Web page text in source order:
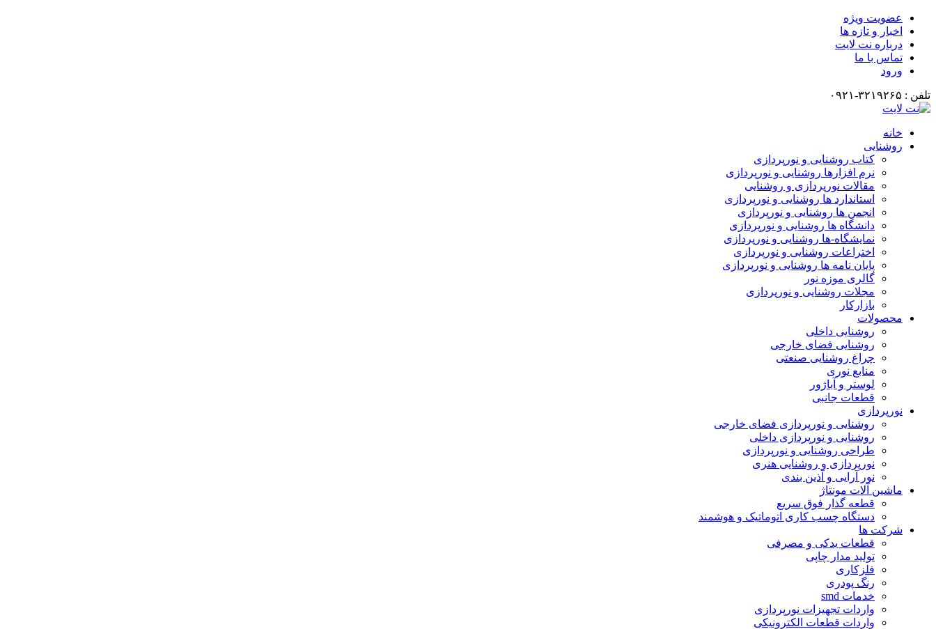
عضویت ویژه
اخبار و تازه ها
درباره نت لایت
تماس با ما
ورود
تلفن : ۳۲۱۹۲۶۵-۰۹۲۱
خانه
روشنایی
کتاب روشنایی و نورپردازی
نرم افزارها روشنایی و نورپردازی
مقالات نورپردازی و روشنایی
استاندارد ها روشنایی و نورپردازی
انجمن ها روشنایی و نورپردازی
دانشگاه ها روشنایی و نورپردازی
نمایشگاه-ها روشنایی و نورپردازی
اختراعات روشنایی و نورپردازی
پایان نامه ها روشنایی و نورپردازی
گالری موزه نور
مجلات روشنایی و نورپردازی
بازارکار
محصولات
روشنایی داخلی
روشنایی فضای خارجی
چراغ روشنایی صنعتی
منابع نوری
لوستر و آباژور
قطعات جانبی
نورپردازی
روشنایی و نورپردازی فضای خارجی
روشنایی و نورپردازی داخلی
طراحی روشنایی و نورپردازی
نورپردازی و روشنایی هنری
نور آرایی و آذین بندی
ماشین آلات مونتاژ
قطعه گذار فوق سریع
دستگاه چسب کاری اتوماتیک و هوشمند
شرکت ها
قطعات یدکی و مصرفی
تولید مدار چاپی
فلزکاری
رنگ پودری
خدمات smd
واردات تجهیزات نورپردازی
واردات قطعات الکترونیکی